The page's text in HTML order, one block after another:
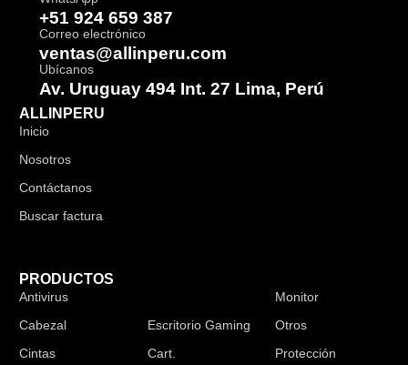
+51 924 659 387
Correo electrónico
ventas@allinperu.com
Ubícanos
Av. Uruguay 494 Int. 27 Lima, Perú
ALLINPERU
Inicio
Nosotros
Contáctanos
Buscar factura
PRODUCTOS
Antivirus
Cabezal
Cintas
Escritorio Gaming
Cart.
Monitor
Otros
Protección